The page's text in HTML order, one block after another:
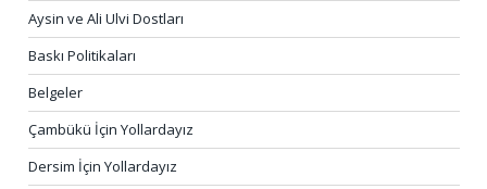
Aysin ve Ali Ulvi Dostları
Baskı Politikaları
Belgeler
Çambükü İçin Yollardayız
Dersim İçin Yollardayız